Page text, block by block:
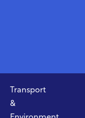
Transport
&